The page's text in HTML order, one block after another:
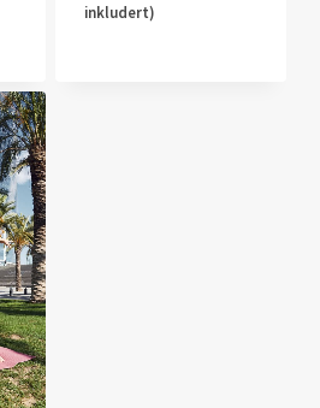
inkludert)